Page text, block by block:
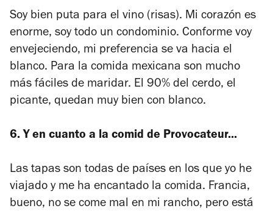
Soy bien puta para el vino (risas). Mi corazón es
enorme, soy todo un condominio. Conforme voy
envejeciendo, mi preferencia se va hacia el
blanco. Para la comida mexicana son mucho
más fáciles de maridar. El 90% del cerdo, el
picante, quedan muy bien con blanco.
6. Y en cuanto a la comid de Provocateur...
Las tapas son todas de países en los que yo he
viajado y me ha encantado la comida. Francia,
bueno, no se come mal en mi rancho, pero está